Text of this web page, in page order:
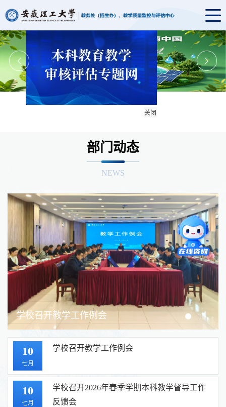
关闭
部门动态
NEWS
学校召开教学工作例会
10
七月
学校召开教学工作例会
10
七月
学校召开2026年春季学期本科教学督导工作
反馈会